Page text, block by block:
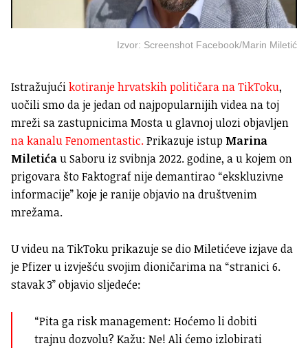
Izvor: Screenshot Facebook/Marin Miletić
Istražujućikotiranje hrvatskih političara na TikToku,
uočili smo da je jedan od najpopularnijih videa na toj
mreži sa zastupnicima Mosta u glavnoj ulozi objavljen
na kanalu Fenomentastic.Prikazuje istup Marina
Miletićau Saboru iz svibnja 2022. godine, a u kojem on
prigovara što Faktograf nije demantirao “ekskluzivne
informacije” koje je ranije objavio na društvenim
mrežama.
U videu na TikToku prikazuje se dio Miletićeve izjave da
je Pfizer u izvješću svojim dioničarima na “stranici 6.
stavak 3” objavio sljedeće:
“Pita ga risk management: Hoćemo li dobiti
trajnu dozvolu? Kažu: Ne! Ali ćemo izlobirati